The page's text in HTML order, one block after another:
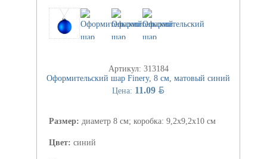
Артикул: 313184
Оформительский шар Finery, 8 см, матовый синий
Цена: 11.09 BYN
Размер: диаметр 8 см; коробка: 9,2х9,2х10 см
Цвет: синий